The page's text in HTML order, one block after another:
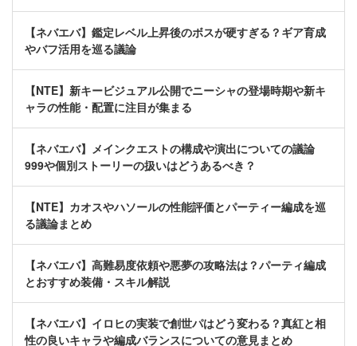
【ネバエバ】鑑定レベル上昇後のボスが硬すぎる？ギア育成
やバフ活用を巡る議論
【NTE】新キービジュアル公開でニーシャの登場時期や新キ
ャラの性能・配置に注目が集まる
【ネバエバ】メインクエストの構成や演出についての議論
999や個別ストーリーの扱いはどうあるべき？
【NTE】カオスやハソールの性能評価とパーティー編成を巡
る議論まとめ
【ネバエバ】高難易度依頼や悪夢の攻略法は？パーティ編成
とおすすめ装備・スキル解説
【ネバエバ】イロヒの実装で創世パはどう変わる？真紅と相
性の良いキャラや編成バランスについての意見まとめ